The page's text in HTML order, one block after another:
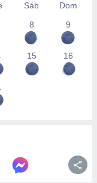
Sáb
Dom
8
9
15 16